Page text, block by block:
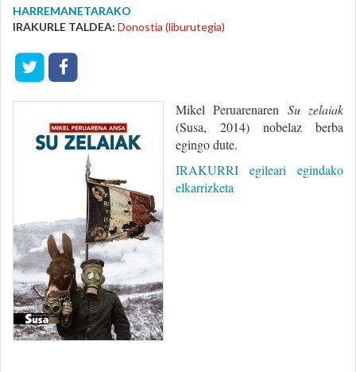
HARREMANETARAKO
IRAKURLE TALDEA: Donostia (liburutegia)
Mikel Peruarenaren Su zelaiak
(Susa, 2014) nobelaz berba
egingo dute.
IRAKURRI egileari egindako
elkarrizketa